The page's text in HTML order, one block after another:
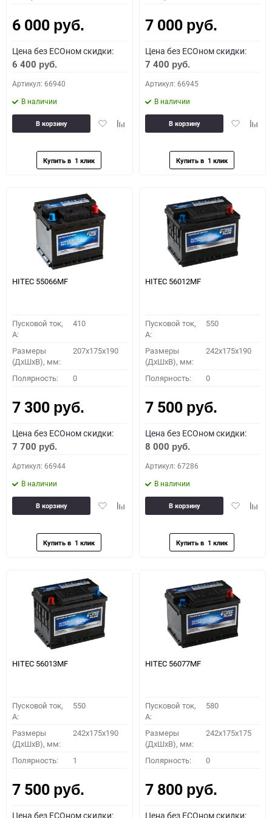
6 000 руб.
Цена без ECOном скидки:
6 400 руб.
Артикул: 66940
В наличии
ДобавитьДобавить
В корзину
7 000 руб.
Цена без ECOном скидки:
7 400 руб.
Артикул: 66945
В наличии
Добавить
В корзину
HITEC 55066MF
Пусковой ток,
A:
410
Размеры
(ДхШхВ), мм:
207x175x190
Полярность: 0
7 300 руб.
Цена без ECOном скидки:
7 700 руб.
Артикул: 66944
В наличии
ДобавитьДобавить
В корзину
HITEC 56012MF
Пусковой ток,
A:
550
Размеры
(ДхШхВ), мм:
242x175x190
Полярность: 0
7 500 руб.
Цена без ECOном скидки:
8 000 руб.
Артикул: 67286
В наличии
Добавить
В корзину
HITEC 56013MF
Пусковой ток,
A:
550
Размеры
(ДхШхВ), мм:
242x175x190
Полярность: 1
7 500 руб.
Цена без ECOном скидки:
HITEC 56077MF
Пусковой ток,
A:
580
Размеры
(ДхШхВ), мм:
242x175x175
Полярность: 0
7 800 руб.
Цена без ECOном скидки: